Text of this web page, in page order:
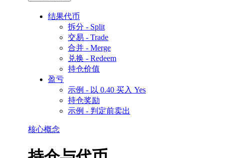
结果代币
拆分 - Split
交易 - Trade
合并 - Merge
兑换 - Redeem
持仓价值
盈亏
示例 - 以 0.40 买入 Yes
持仓奖励
示例 - 判定前卖出
核心概念